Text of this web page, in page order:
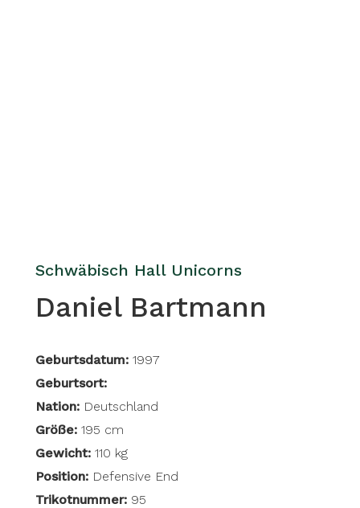
Schwäbisch Hall Unicorns
Daniel Bartmann
Geburtsdatum:1997
Geburtsort:
Nation:Deutschland
Größe:195 cm
Gewicht:110 kg
Position:Defensive End
Trikotnummer: 95